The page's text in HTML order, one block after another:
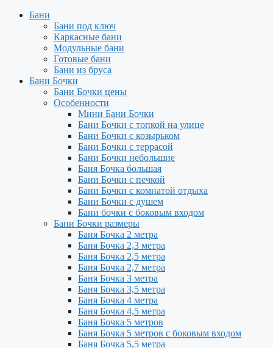
Бани
Бани под ключ
Каркасные бани
Модульные бани
Готовые бани
Бани из бруса
Бани Бочки
Бани Бочки цены
Особенности
Мини Бани Бочки
Бани Бочки с топкой на улице
Бани Бочки с козырьком
Бани Бочки с террасой
Бани Бочки небольшие
Баня Бочка большая
Бани Бочки с печкой
Бани Бочки с комнатой отдыха
Бани Бочки с душем
Бани бочки с боковым входом
Бани Бочки размеры
Баня Бочка 2 метра
Баня Бочка 2,3 метра
Баня Бочка 2,5 метра
Баня Бочка 2,7 метра
Баня Бочка 3 метра
Баня Бочка 3,5 метра
Баня Бочка 4 метра
Баня Бочка 4,5 метра
Баня Бочка 5 метров
Баня Бочка 5 метров с боковым входом
Баня Бочка 5,5 метра